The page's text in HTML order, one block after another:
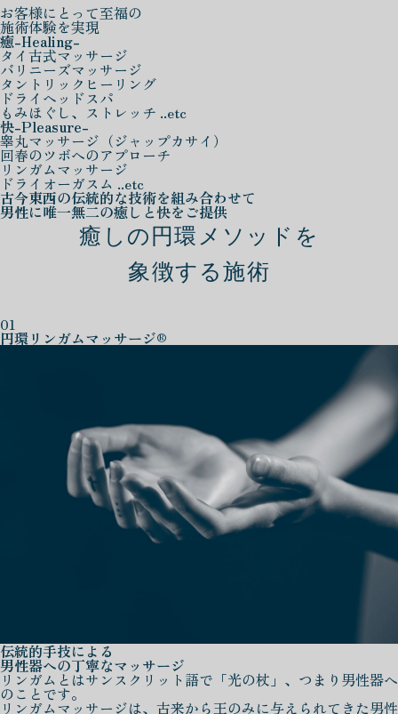
お客様にとって至福の
施術体験を実現
癒-Healing-
タイ古式マッサージ
バリニーズマッサージ
タントリックヒーリング
ドライヘッドスパ
もみほぐし、ストレッチ ..etc
快-Pleasure-
睾丸マッサージ（ジャップカサイ）
回春のツボへのアプローチ
リンガムマッサージ
ドライオーガスム ..etc
古今東西の伝統的な技術を組み合わせて
男性に唯一無二の癒しと快をご提供
癒しの円環メソッドを
象徴する施術
01
円環リンガムマッサージ®
伝統的手技による
男性器への丁寧なマッサージ
リンガムとはサンスクリット語で「光の杖」、つまり男性器へ
のことです。
リンガムマッサージは、古来から王のみに与えられてきた男性